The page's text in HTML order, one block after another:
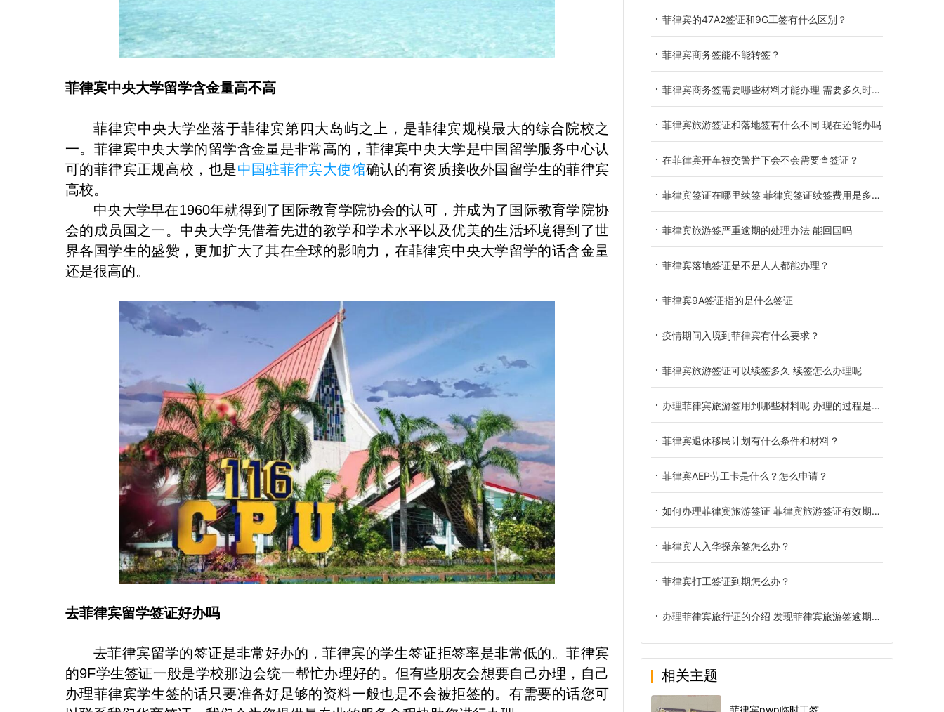
菲律宾中央大学留学含金量高不高
菲律宾中央大学坐落于菲律宾第四大岛屿之上，是菲律宾规模最大的综合院校之
一。菲律宾中央大学的留学含金量是非常高的，菲律宾中央大学是中国留学服务中心认
可的菲律宾正规高校，也是中国驻菲律宾大使馆确认的有资质接收外国留学生的菲律宾
高校。
中央大学早在1960年就得到了国际教育学院协会的认可，并成为了国际教育学院协
会的成员国之一。中央大学凭借着先进的教学和学术水平以及优美的生活环境得到了世
界各国学生的盛赞，更加扩大了其在全球的影响力，在菲律宾中央大学留学的话含金量
还是很高的。
去菲律宾留学签证好办吗
去菲律宾留学的签证是非常好办的，菲律宾的学生签证拒签率是非常低的。菲律宾
的9F学生签证一般是学校那边会统一帮忙办理好的。但有些朋友会想要自己办理，自己
办理菲律宾学生签的话只要准备好足够的资料一般也是不会被拒签的。有需要的话您可
菲律宾的47A2签证和9G工签有什么区别？
菲律宾商务签能不能转签？
菲律宾商务签需要哪些材料才能办理 需要多久时间办理
菲律宾旅游签证和落地签有什么不同 现在还能办吗
在菲律宾开车被交警拦下会不会需要查签证？
菲律宾签证在哪里续签 菲律宾签证续签费用是多少呢
菲律宾旅游签严重逾期的处理办法 能回国吗
菲律宾落地签证是不是人人都能办理？
菲律宾9A签证指的是什么签证
疫情期间入境到菲律宾有什么要求？
菲律宾旅游签证可以续签多久 续签怎么办理呢
办理菲律宾旅游签用到哪些材料呢 办理的过程是怎样的
菲律宾退休移民计划有什么条件和材料？
菲律宾AEP劳工卡是什么？怎么申请？
如何办理菲律宾旅游签证 菲律宾旅游签证有效期多长
菲律宾人入华探亲签怎么办？
菲律宾打工签证到期怎么办？
办理菲律宾旅行证的介绍 发现菲律宾旅游签逾期了怎么办
相关主题
菲律宾pwp临时工签